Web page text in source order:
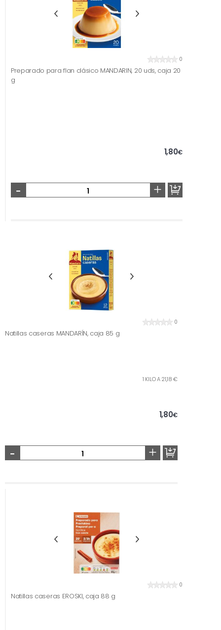
0
Preparado para flan clásico MANDARIN, 20 uds, caja 20
g
1,80€
- +
0
Natillas caseras MANDARÍN, caja 85 g
1 KILO A 21,18 €
1,80€
- +
0
Natillas caseras EROSKI, caja 88 g